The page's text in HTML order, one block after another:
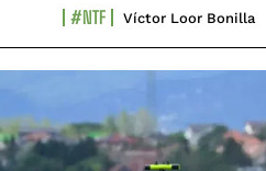
#NTF Víctor Loor Bonilla